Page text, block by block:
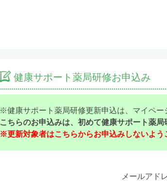
健康サポート薬局研修お申込み
※健康サポート薬局研修更新申込は、マイペー
こちらのお申込みは、初めて健康サポート薬局
※更新対象者はこちらからお申込みしないよう
メールアド